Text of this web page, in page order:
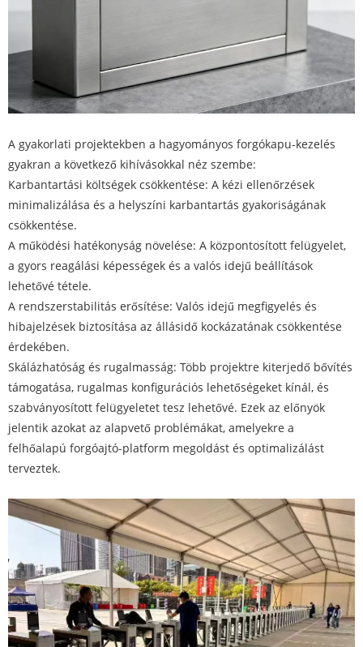
A gyakorlati projektekben a hagyományos forgókapu-kezelés
gyakran a következő kihívásokkal néz szembe:
Karbantartási költségek csökkentése: A kézi ellenőrzések
minimalizálása és a helyszíni karbantartás gyakoriságának
csökkentése.
A működési hatékonyság növelése: A központosított felügyelet,
a gyors reagálási képességek és a valós idejű beállítások
lehetővé tétele.
A rendszerstabilitás erősítése: Valós idejű megfigyelés és
hibajelzések biztosítása az állásidő kockázatának csökkentése
érdekében.
Skálázhatóság és rugalmasság: Több projektre kiterjedő bővítés
támogatása, rugalmas konfigurációs lehetőségeket kínál, és
szabványosított felügyeletet tesz lehetővé. Ezek az előnyök
jelentik azokat az alapvető problémákat, amelyekre a
felhőalapú forgóajtó-platform megoldást és optimalizálást
terveztek.